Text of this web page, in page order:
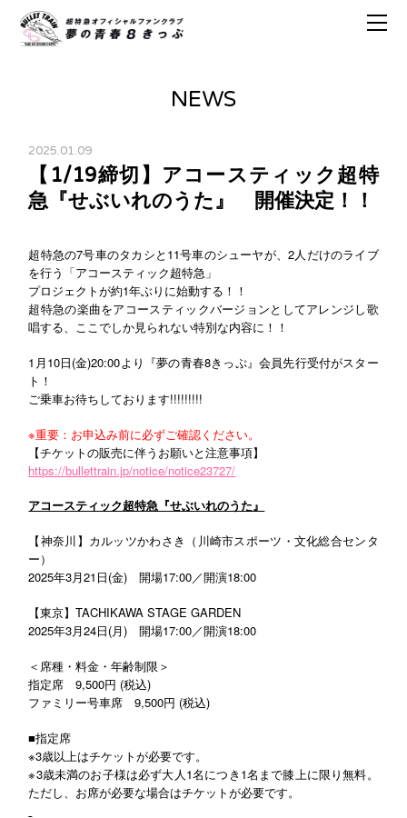
NEWS
2025.01.09
【1/19締切】アコースティック超特
急『せぶいれのうた』 開催決定！！
超特急の7号車のタカシと11号車のシューヤが、2人だけのライブ
を行う「アコースティック超特急」
プロジェクトが約1年ぶりに始動する！！
超特急の楽曲をアコースティックバージョンとしてアレンジし歌
唱する、ここでしか見られない特別な内容に！！
1月10日(金)20:00より『夢の青春8きっぷ』会員先行受付がスター
ト！
ご乗車お待ちしております!!!!!!!!!
※重要：お申込み前に必ずご確認ください。
【チケットの販売に伴うお願いと注意事項】
https://bullettrain.jp/notice/notice23727/
アコースティック超特急『せぶいれのうた』
【神奈川】カルッツかわさき（川崎市スポーツ・文化総合センタ
ー）
2025年3月21日(金) 開場17:00／開演18:00
【東京】TACHIKAWA STAGE GARDEN
2025年3月24日(月) 開場17:00／開演18:00
＜席種・料金・年齢制限＞
指定席 9,500円 (税込)
ファミリー号車席 9,500円 (税込)
■指定席
※3歳以上はチケットが必要です。
※3歳未満のお子様は必ず大人1名につき1名まで膝上に限り無料。
ただし、お席が必要な場合はチケットが必要です。